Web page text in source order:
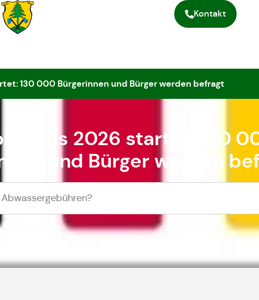
Kontakt
130 000 Bürgerinnen und Bürger werden befragt
2026 startet: 130
und Bürger werden